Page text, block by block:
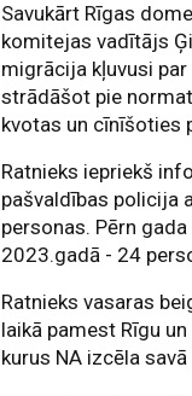
Savukārt Rīgas
komitejas vadītājs
migrācija kļuvusi
strādāšot pie
kvotas un cīnīšoties
Ratnieks iepriekš
pašvaldības policija
personas. Pērn
2023.gadā - 24
Ratnieks vasaras
laikā pamest Rīgu
kurus NA izcēla